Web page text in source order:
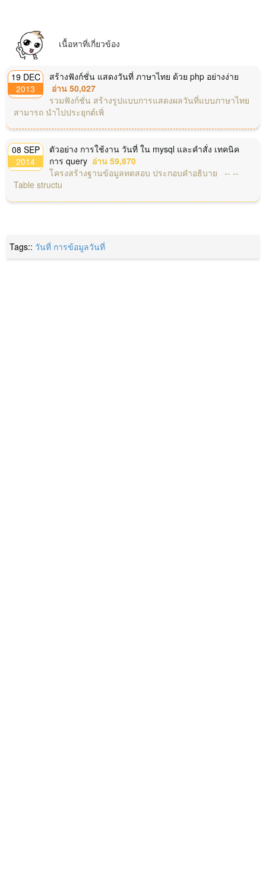
เนื้อหาที่เกี่ยวข้อง
19 DEC
2013
สร้างฟังก์ชั่น แสดงวันที่ ภาษาไทย ด้วย php อย่างง่าย
อ่าน 50,027
รวมฟังก์ชั่น สร้างรูปแบบการแสดงผลวันที่แบบภาษาไทย
สามารถ นำไปประยุกต์เพิ่
08 SEP
2014
ตัวอย่าง การใช้งาน วันที่ ใน mysql และคำสั่ง เทคนิค
การ query อ่าน 59,870
โครงสร้างฐานข้อมูลทดสอบ ประกอบคำอธิบาย -- --
Table structu
Tags:: วันที่ การข้อมูลวันที่